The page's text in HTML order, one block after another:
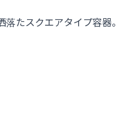
たスクエアタイプ容器。